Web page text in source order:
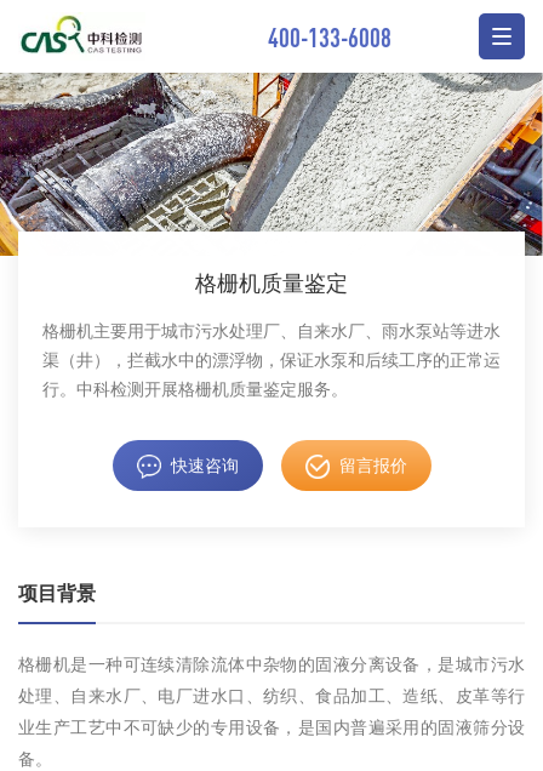
400-133-6008
格栅机质量鉴定
格栅机主要用于城市污水处理厂、自来水厂、雨水泵站等进水
渠（井），拦截水中的漂浮物，保证水泵和后续工序的正常运
行。中科检测开展格栅机质量鉴定服务。
快速咨询 留言报价
项目背景
格栅机是一种可连续清除流体中杂物的固液分离设备，是城市污水
处理、自来水厂、电厂进水口、纺织、食品加工、造纸、皮革等行
业生产工艺中不可缺少的专用设备，是国内普遍采用的固液筛分设
备。